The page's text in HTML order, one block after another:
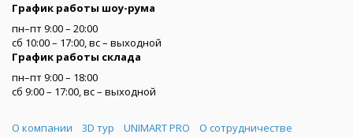
График работы шоу-рума
пн–пт 9:00 – 20:00
сб 10:00 – 17:00, вс – выходной
График работы склада
пн–пт 9:00 – 18:00
сб 9:00 – 17:00, вс – выходной
Меню
О компании 3D тур UNIMART PRO О сотрудничестве